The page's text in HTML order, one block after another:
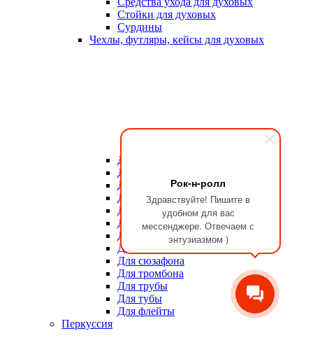
Рок-н-ролл
Здравствуйте! Пишите в
удобном для вас
мессенджере. Отвечаем с
энтузиазмом )
Стойки для духовых
Сурдины
Чехлы, футляры, кейсы для духовых
Для мундштуков
Для тростей
Для альта
Для баритона
Для валторны
Для гобоя
Для кларнета
Для саксофона
Для сюзафона
Для тромбона
Для трубы
Для тубы
Для флейты
Перкуссия